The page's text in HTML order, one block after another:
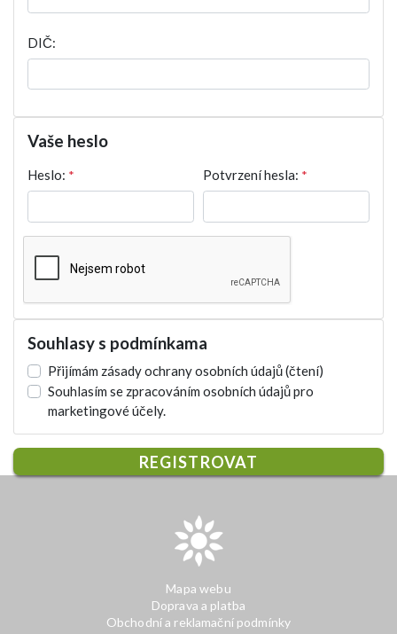
DIČ:
Vaše heslo
Heslo: * Potvrzení hesla: *
Souhlasy s podmínkama
Přijímám zásady ochrany osobních údajů(čtení)
Souhlasím se zpracováním osobních údajů pro
marketingové účely.
REGISTROVAT
Mapa webu
Doprava a platba
Obchodní a reklamační podmínky